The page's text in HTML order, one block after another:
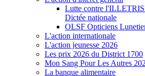
Lutte contre
Dictée nationale
OLSF Opticiens
L'action internationale
L'action jeunesse 2026
Les prix 2026 du District 1700
Mon Sang Pour Les Autres
La banque alimentaire